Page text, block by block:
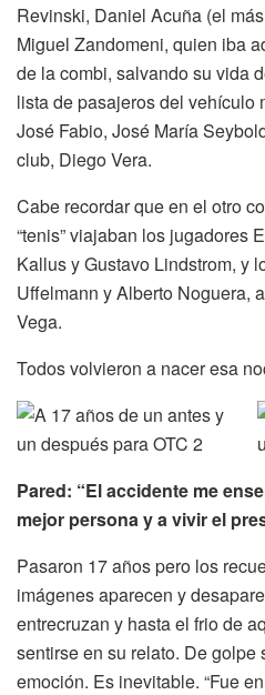
Revinski, Daniel Acuña (el
Miguel Zandomeni, quien iba
de la combi, salvando su vida
lista de pasajeros del vehículo
José Fabio, José María
club, Diego Vera.
Cabe recordar que en el otro
“tenis” viajaban los jugadores
Kallus y Gustavo Lindstrom, y
Uffelmann y Alberto Noguera,
Vega.
Todos volvieron a nacer esa
Pared: “El accidente me
mejor persona y a vivir el
Pasaron 17 años pero los
imágenes aparecen y
entrecruzan y hasta el frio de
sentirse en su relato. De golpe
emoción. Es inevitable. “Fue